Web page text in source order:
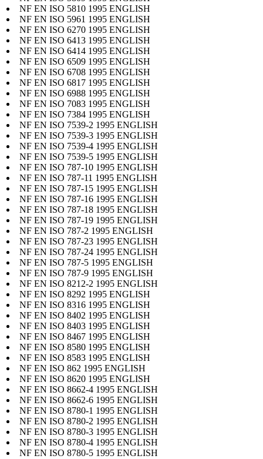
NF EN ISO 5810 1995 ENGLISH
NF EN ISO 5961 1995 ENGLISH
NF EN ISO 6270 1995 ENGLISH
NF EN ISO 6413 1995 ENGLISH
NF EN ISO 6414 1995 ENGLISH
NF EN ISO 6509 1995 ENGLISH
NF EN ISO 6708 1995 ENGLISH
NF EN ISO 6817 1995 ENGLISH
NF EN ISO 6988 1995 ENGLISH
NF EN ISO 7083 1995 ENGLISH
NF EN ISO 7384 1995 ENGLISH
NF EN ISO 7539-2 1995 ENGLISH
NF EN ISO 7539-3 1995 ENGLISH
NF EN ISO 7539-4 1995 ENGLISH
NF EN ISO 7539-5 1995 ENGLISH
NF EN ISO 787-10 1995 ENGLISH
NF EN ISO 787-11 1995 ENGLISH
NF EN ISO 787-15 1995 ENGLISH
NF EN ISO 787-16 1995 ENGLISH
NF EN ISO 787-18 1995 ENGLISH
NF EN ISO 787-19 1995 ENGLISH
NF EN ISO 787-2 1995 ENGLISH
NF EN ISO 787-23 1995 ENGLISH
NF EN ISO 787-24 1995 ENGLISH
NF EN ISO 787-5 1995 ENGLISH
NF EN ISO 787-9 1995 ENGLISH
NF EN ISO 8212-2 1995 ENGLISH
NF EN ISO 8292 1995 ENGLISH
NF EN ISO 8316 1995 ENGLISH
NF EN ISO 8402 1995 ENGLISH
NF EN ISO 8403 1995 ENGLISH
NF EN ISO 8467 1995 ENGLISH
NF EN ISO 8580 1995 ENGLISH
NF EN ISO 8583 1995 ENGLISH
NF EN ISO 862 1995 ENGLISH
NF EN ISO 8620 1995 ENGLISH
NF EN ISO 8662-4 1995 ENGLISH
NF EN ISO 8662-6 1995 ENGLISH
NF EN ISO 8780-1 1995 ENGLISH
NF EN ISO 8780-2 1995 ENGLISH
NF EN ISO 8780-3 1995 ENGLISH
NF EN ISO 8780-4 1995 ENGLISH
NF EN ISO 8780-5 1995 ENGLISH